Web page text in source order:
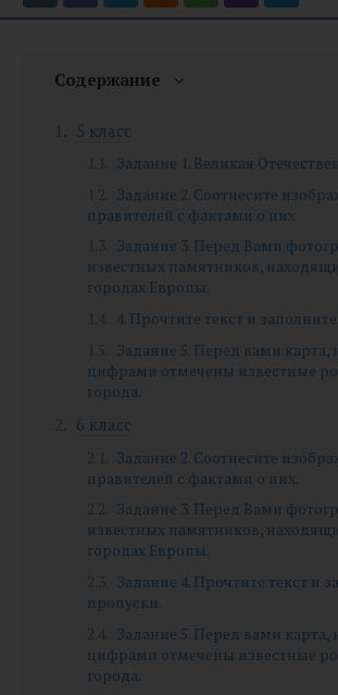
Содержание
5 класс
Задание 1. Великая
Задание 2. Соотнесите
правителей с фактами о них
Задание 3. Перед Вами
известных памятников,
городах Европы.
4. Прочтите текст и
Задание 5. Перед вами карта,
цифрами отмечены известные
города.
6 класс
Задание 2. Соотнесите
правителей с фактами о них.
Задание 3. Перед Вами
известных памятников,
городах Европы.
Задание 4. Прочтите текст и
пропуски.
Задание 5. Перед вами карта,
цифрами отмечены известные
города.